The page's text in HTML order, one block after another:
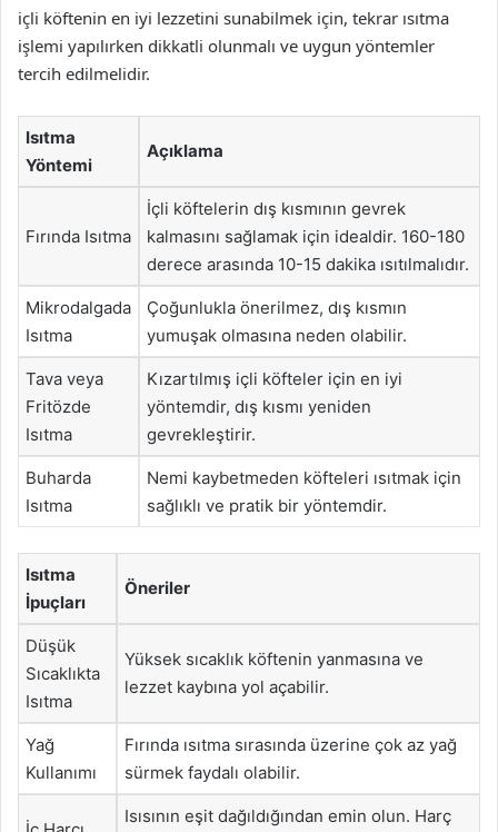
içli köftenin en iyi lezzetini sunabilmek için, tekrar ısıtma
işlemi yapılırken dikkatli olunmalı ve uygun yöntemler
tercih edilmelidir.
Isıtma
Yöntemi
Açıklama
Fırında Isıtma
İçli köftelerin dış kısmının gevrek
kalmasını sağlamak için idealdir. 160-180
derece arasında 10-15 dakika ısıtılmalıdır.
Mikrodalgada
Isıtma
Çoğunlukla önerilmez, dış kısmın
yumuşak olmasına neden olabilir.
Tava veya
Fritözde
Isıtma
Kızartılmış içli köfteler için en iyi
yöntemdir, dış kısmı yeniden
gevrekleştirir.
Buharda
Isıtma
Nemi kaybetmeden köfteleri ısıtmak için
sağlıklı ve pratik bir yöntemdir.
Isıtma
İpuçları
Öneriler
Düşük
Sıcaklıkta
Isıtma
Yüksek sıcaklık köftenin yanmasına ve
lezzet kaybına yol açabilir.
Yağ
Kullanımı
Fırında ısıtma sırasında üzerine çok az yağ
sürmek faydalı olabilir.
Isısının eşit dağıldığından emin olun. Harç